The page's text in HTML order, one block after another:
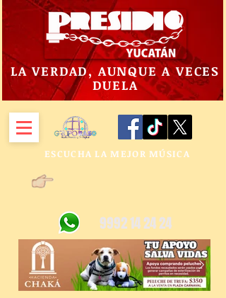
LA VERDAD, AUNQUE A VECES
DUELA
ESCUCHA LA MEJOR MÚSICA
9992 14 24 24